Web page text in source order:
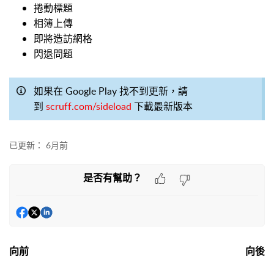
捲動標題
相簿上傳
即將造訪網格
閃退問題
如果在 Google Play 找不到更新，請
到 scruff.com/sideload 下載最新版本
已更新： 6月前
是否有幫助？
向前 向後